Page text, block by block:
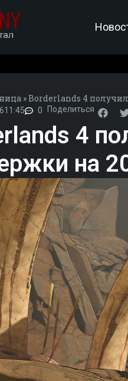
»Borderlands 4
11:45 0 Поделиться
4
на